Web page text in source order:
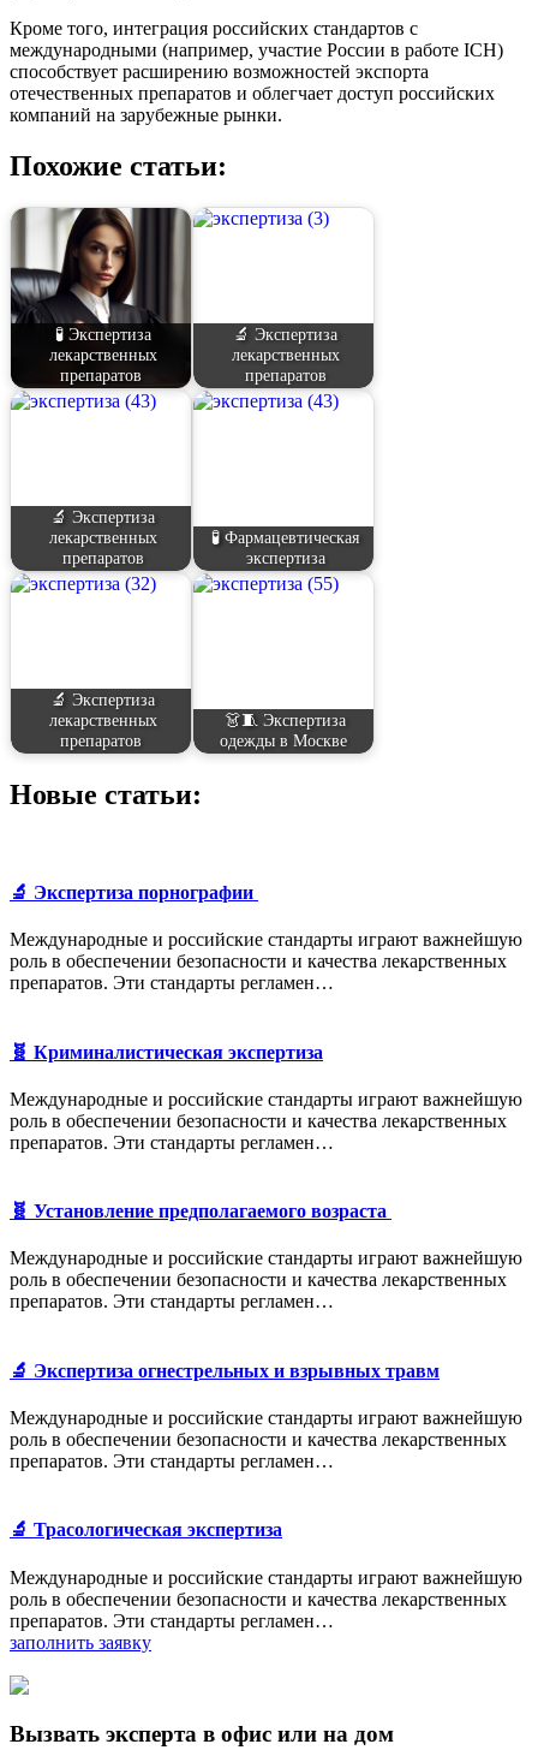
Кроме того, интеграция российских стандартов с
международными (например, участие России в работе ICH)
способствует расширению возможностей экспорта
отечественных препаратов и облегчает доступ российских
компаний на зарубежные рынки.
Похожие статьи:
🧪 Экспертиза
лекарственных
препаратов
🔬 Экспертиза
лекарственных
препаратов
🔬 Экспертиза
лекарственных
препаратов
🧪 Фармацевтическая
экспертиза
🔬 Экспертиза
лекарственных
препаратов
👗🧵 Экспертиза
одежды в Москве
Новые статьи:
🔬 Экспертиза порнографии
Международные и российские стандарты играют важнейшую
роль в обеспечении безопасности и качества лекарственных
препаратов. Эти стандарты регламен…
🧬 Криминалистическая экспертиза
Международные и российские стандарты играют важнейшую
роль в обеспечении безопасности и качества лекарственных
препаратов. Эти стандарты регламен…
🧬 Установление предполагаемого возраста
Международные и российские стандарты играют важнейшую
роль в обеспечении безопасности и качества лекарственных
препаратов. Эти стандарты регламен…
🔬 Экспертиза огнестрельных и взрывных травм
Международные и российские стандарты играют важнейшую
роль в обеспечении безопасности и качества лекарственных
препаратов. Эти стандарты регламен…
🔬 Трасологическая экспертиза
Международные и российские стандарты играют важнейшую
роль в обеспечении безопасности и качества лекарственных
препаратов. Эти стандарты регламен…
заполнить заявку
Вызвать эксперта в офис или на дом